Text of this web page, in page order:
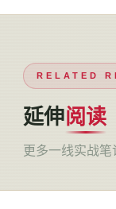
RELATED
延伸阅读
更多一线实战